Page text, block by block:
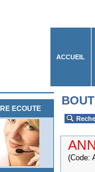
ACCUEIL
ECOUTE
(Code: